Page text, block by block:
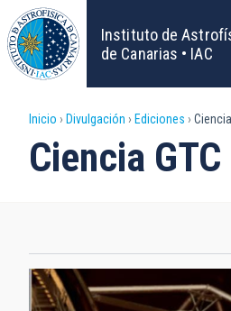
Pasar
al
contenido
principal
Instituto de
de Canarias • IAC
Sobrescribir
enlaces
ayuda
a
Inicio Divulgación Ediciones
Ciencia